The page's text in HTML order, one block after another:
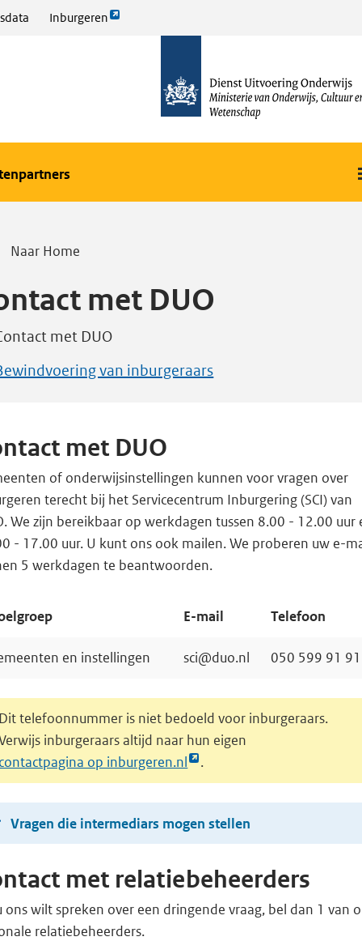
Inburgeren
Link
homepage
Naar Home
met DUO
met DUO
van inburgeraars
met DUO
of onderwijsinstellingen kunnen voor vragen over
terecht bij het Servicecentrum Inburgering (SCI) van
We zijn bereikbaar op werkdagen tussen 8.00 - 12.00 uur
- 17.00 uur. U kunt ons ook mailen. We proberen uw e-
5 werkdagen te beantwoorden.
E-mail Telefoon
en instellingen sci@duo.nl 050 599 91 91
Dit telefoonnummer is niet bedoeld voor inburgeraars.
inburgeraars altijd naar hun eigen
contactpagina op inburgeren.nl
Link
.
Vragen die intermediars mogen stellen
met relatiebeheerders
ons wilt spreken over een dringende vraag, bel dan 1 van
relatiebeheerders.